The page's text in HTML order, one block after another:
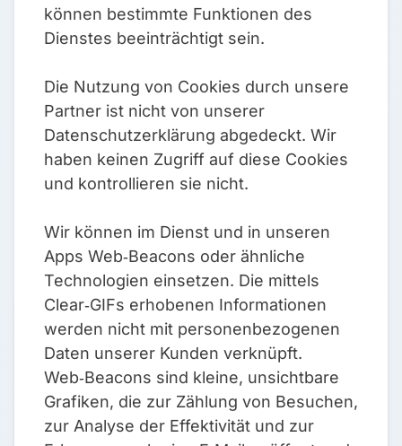
können bestimmte Funktionen des
Dienstes beeinträchtigt sein.
Die Nutzung von Cookies durch unsere
Partner ist nicht von unserer
Datenschutzerklärung abgedeckt. Wir
haben keinen Zugriff auf diese Cookies
und kontrollieren sie nicht.
Wir können im Dienst und in unseren
Apps Web‑Beacons oder ähnliche
Technologien einsetzen. Die mittels
Clear‑GIFs erhobenen Informationen
werden nicht mit personenbezogenen
Daten unserer Kunden verknüpft.
Web‑Beacons sind kleine, unsichtbare
Grafiken, die zur Zählung von Besuchen,
zur Analyse der Effektivität und zur